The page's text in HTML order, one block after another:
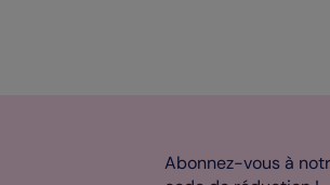
Abonnez-vous à